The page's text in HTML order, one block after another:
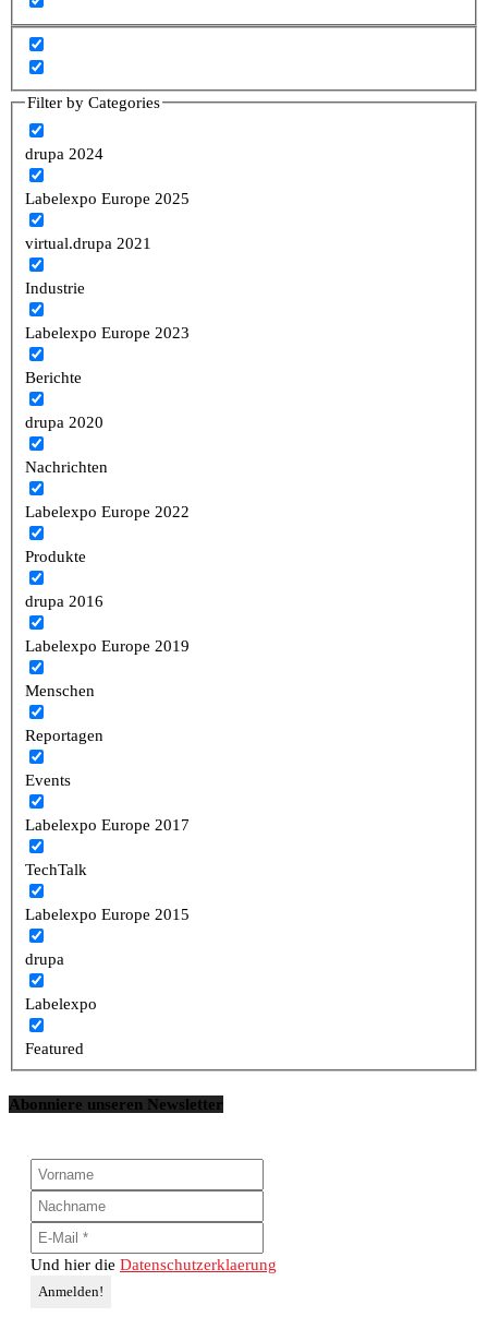
Filter by Categories
drupa 2024
Labelexpo Europe 2025
virtual.drupa 2021
Industrie
Labelexpo Europe 2023
Berichte
drupa 2020
Nachrichten
Labelexpo Europe 2022
Produkte
drupa 2016
Labelexpo Europe 2019
Menschen
Reportagen
Events
Labelexpo Europe 2017
TechTalk
Labelexpo Europe 2015
drupa
Labelexpo
Featured
Abonniere unseren Newsletter
Und hier die Datenschutzerklaerung